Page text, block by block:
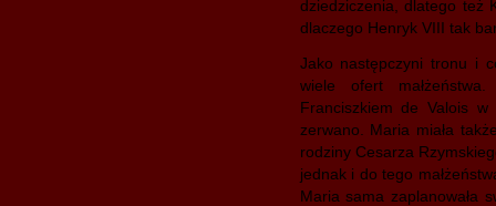
dziedziczenia, dlatego też
dlaczego Henryk VIII tak
Jako następczyni tronu i
wiele ofert
Franciszkiem de Valois
zerwano. Maria miała
rodziny Cesarza
jednak i do tego
Maria sama zaplanowała